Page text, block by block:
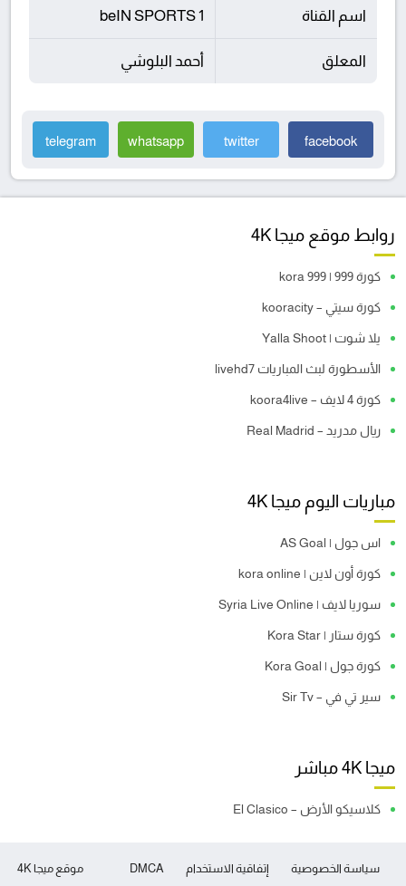
اسم القناة beIN SPORTS 1
المعلق أحمد البلوشي
facebook
twitter
whatsapp
telegram
روابط موقع ميجا 4K
كورة 999 | kora 999
كورة سيتي – kooracity
يلا شوت | Yalla Shoot
الأسطورة لبث المباريات livehd7
كورة 4 لايف – koora4live
ريال مدريد – Real Madrid
مباريات اليوم ميجا 4K
اس جول | AS Goal
كورة أون لاين | kora online
سوريا لايف | Syria Live Online
كورة ستار | Kora Star
كورة جول | Kora Goal
سير تي في – Sir Tv
ميجا 4K مباشر
كلاسيكو الأرض – El Clasico
موقع ميجا 4K سياسة الخصوصية إتفاقية الاستخدام DMCA